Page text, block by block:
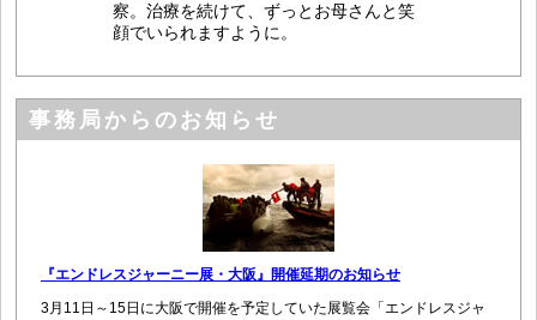
察。治療を続けて、ずっとお母さんと笑
顔でいられますように。
事務局からのお知らせ
『エンドレスジャーニー展・大阪』開催延期のお知らせ
3月11日～15日に大阪で開催を予定していた展覧会「エンドレスジャ